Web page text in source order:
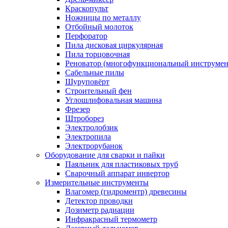
Краскопульт
Ножницы по металлу
Отбойный молоток
Перфоратор
Пила дисковая циркулярная
Пила торцовочная
Реноватор (многофункциональный
Сабельные пилы
Шуруповёрт
Строительный фен
Углошлифовальная машина
Фрезер
Штроборез
Электролобзик
Электропила
Электрорубанок
Оборудование для сварки и пайки
Паяльник для пластиковых труб
Сварочный аппарат инвертор
Измерительные инструменты
Влагомер (гидроментр) древесины
Детектор проводки
Дозиметр радиации
Инфракрасный термометр